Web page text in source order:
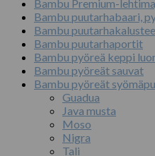
Bambu Premium-
Bambu puutarhabaari,
Bambu
Bambu puutarhaportit
Bambu pyöreä keppi
Bambu pyöreät sauvat
Bambu pyöreät
Guadua
Java musta
Moso
Nigra
Tali